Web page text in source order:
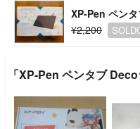
XP-Pen ペン
¥2,200
「XP-Pen ペンタブ